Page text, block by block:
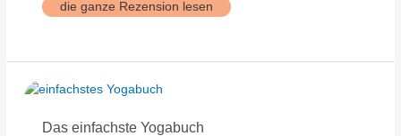
Patricia
Römpke`s
den
Rücken,
Becken
die ganze Rezension lesen
Das einfachste Yogabuch